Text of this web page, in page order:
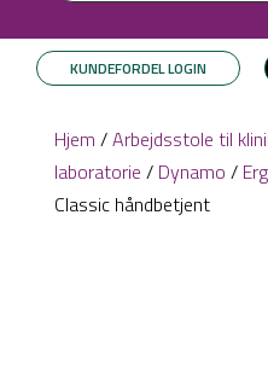
KUNDEFORDEL LOGIN
Hjem /Arbejdsstole til
laboratorie / Dynamo /
Classic håndbetjent